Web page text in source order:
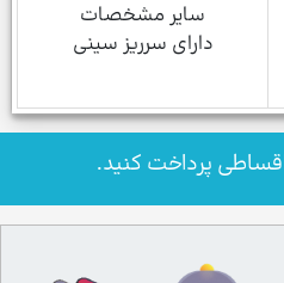
سایر مشخصات
دارای سرریز سینی
اقساطی پرداخت کنید.